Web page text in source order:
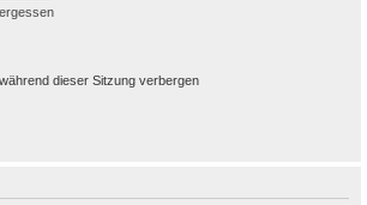
dieser Sitzung verbergen